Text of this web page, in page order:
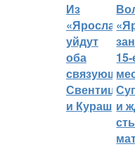
Из
уйдут
оба
связующих:
Свентицкис
и Кураш и